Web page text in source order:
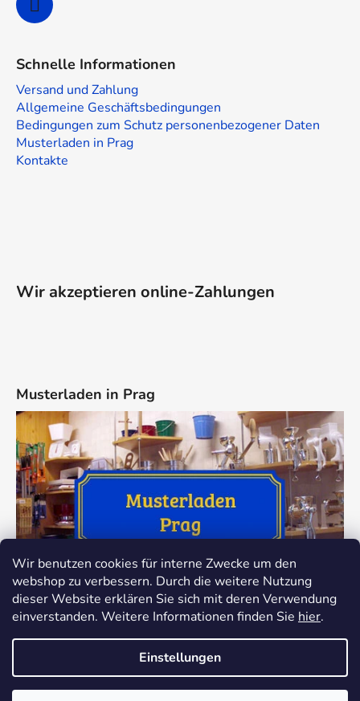
Wir benutzen cookies für interne Zwecke um den
webshop zu verbessern. Durch die weitere Nutzung
dieser Website erklären Sie sich mit deren Verwendung
einverstanden. Weitere Informationen finden Sie hier.
Einstellungen
Z důvodu dovolené bude provoz našeho e-shopu v termínu
Schnelle Informationen
Versand und Zahlung
Allgemeine Geschäftsbedingungen
Bedingungen zum Schutz personenbezogener Daten
Musterladen in Prag
Kontakte
Wir akzeptieren online-Zahlungen
Musterladen in Prag
Erstellt von Shoptet